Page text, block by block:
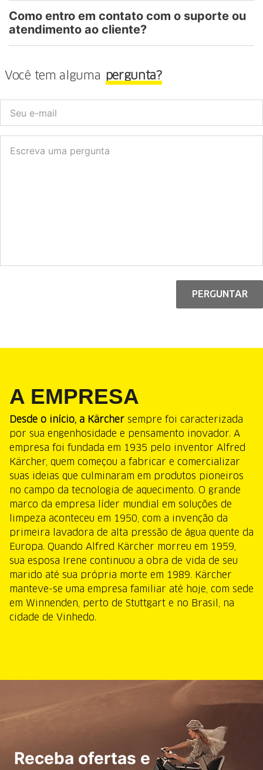
Como entro em contato com o suporte ou
atendimento ao cliente?
Você tem alguma pergunta?
PERGUNTAR
A EMPRESA
Desde o início, a Kärcher sempre foi caracterizada
por sua engenhosidade e pensamento inovador. A
empresa foi fundada em 1935 pelo inventor Alfred
Kärcher, quem começou a fabricar e comercializar
suas ideias que culminaram em produtos pioneiros
no campo da tecnologia de aquecimento. O grande
marco da empresa líder mundial em soluções de
limpeza aconteceu em 1950, com a invenção da
primeira lavadora de alta pressão de água quente da
Europa. Quando Alfred Kärcher morreu em 1959,
sua esposa Irene continuou a obra de vida de seu
marido até sua própria morte em 1989. Kärcher
manteve-se uma empresa familiar até hoje, com sede
em Winnenden, perto de Stuttgart e no Brasil, na
cidade de Vinhedo.
Receba ofertas e